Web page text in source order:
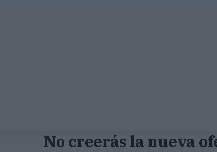
No creerás la nueva